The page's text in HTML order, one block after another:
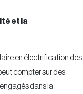
et la
en électrification des
compter sur des
dans la